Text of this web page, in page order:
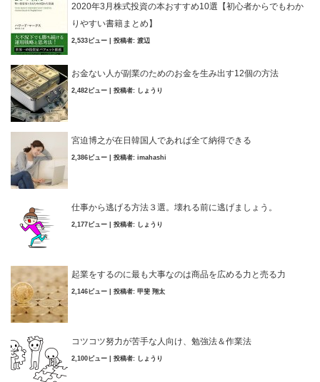
2020年3月株式投資の本おすすめ10選【初心者からでもわか
りやすい書籍まとめ】
2,533ビュー 投稿者: 渡辺
お金ない人が副業のためのお金を生み出す12個の方法
2,482ビュー 投稿者: しょうり
宮迫博之が在日韓国人であれば全て納得できる
2,386ビュー 投稿者: imahashi
仕事から逃げる方法３選。壊れる前に逃げましょう。
2,177ビュー 投稿者: しょうり
起業をするのに最も大事なのは商品を広める力と売る力
2,146ビュー 投稿者: 甲斐 翔太
コツコツ努力が苦手な人向け、勉強法＆作業法
2,100ビュー 投稿者: しょうり